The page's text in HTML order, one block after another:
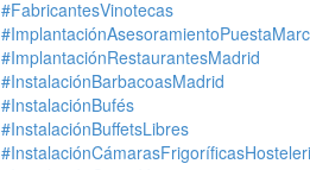
#FabricantesVinotecas
#ImplantaciónRestaurantesMadrid
#InstalaciónBarbacoasMadrid
#InstalaciónBufés
#InstalaciónBuffetsLibres